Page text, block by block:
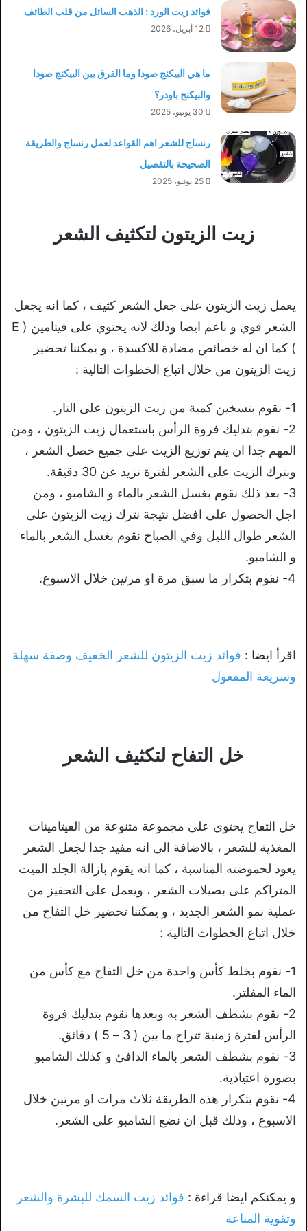
فوائد زيت الورد : الذهب السائل من قلب الطائف
12 أبريل، 2026
ما هي البيكنج صودا وما الفرق بين البيكنج صودا
والبيكنج باودر؟
30 يونيو، 2025
رنساج للشعر اهم القواعد لعمل رنساج والطريقة
الصحيحة بالتفصيل
25 يونيو، 2025
زيت الزيتون لتكثيف الشعر
يعمل زيت الزيتون على جعل الشعر كثيف ، كما انه يجعل
الشعر قوي و ناعم ايضا وذلك لانه يحتوي على فيتامين ( E
) كما ان له خصائص مضادة للاكسدة ، و يمكننا تحضير
زيت الزيتون من خلال اتباع الخطوات التالية :
1- نقوم بتسخين كمية من زيت الزيتون على النار.
2- نقوم بتدليك فروة الرأس باستعمال زيت الزيتون ، ومن
المهم جدا ان يتم توزيع الزيت على جميع خصل الشعر ،
ونترك الزيت على الشعر لفترة تزيد عن 30 دقيقة.
3- بعد ذلك نقوم بغسل الشعر بالماء و الشامبو ، ومن
اجل الحصول على افضل نتيجة نترك زيت الزيتون على
الشعر طوال الليل وفي الصباح نقوم بغسل الشعر بالماء
و الشامبو.
4- نقوم بتكرار ما سبق مرة او مرتين خلال الاسبوع.
اقرأ ايضا : فوائد زيت الزيتون للشعر الخفيف وصفة سهلة
وسريعة المفعول
خل التفاح لتكثيف الشعر
خل التفاح يحتوي على مجموعة متنوعة من الفيتامينات
المغذية للشعر ، بالاضافة الى انه مفيد جدا لجعل الشعر
يعود لحموضته المناسبة ، كما انه يقوم بازالة الجلد الميت
المتراكم على بصيلات الشعر ، ويعمل على التحفيز من
عملية نمو الشعر الجديد ، و يمكننا تحضير خل التفاح من
خلال اتباع الخطوات التالية :
1- نقوم بخلط كأس واحدة من خل التفاح مع كأس من
الماء المفلتر.
2- نقوم بشطف الشعر به وبعدها نقوم بتدليك فروة
الرأس لفترة زمنية تتراح ما بين ( 3 – 5 ) دقائق.
3- نقوم بشطف الشعر بالماء الدافئ و كذلك الشامبو
بصورة اعتيادية.
4- نقوم بتكرار هذه الطريقة ثلاث مرات او مرتين خلال
الاسبوع ، وذلك قبل ان نضع الشامبو على الشعر.
و يمكنكم ايضا قراءة : فوائد زيت السمك للبشرة والشعر
وتقوية المناعة